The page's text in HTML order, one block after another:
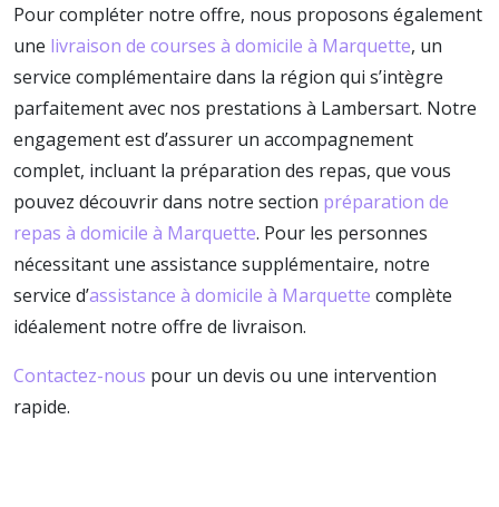
Pour compléter notre offre, nous proposons également
une livraison de courses à domicile à Marquette, un
service complémentaire dans la région qui s’intègre
parfaitement avec nos prestations à Lambersart. Notre
engagement est d’assurer un accompagnement
complet, incluant la préparation des repas, que vous
pouvez découvrir dans notre section préparation de
repas à domicile à Marquette. Pour les personnes
nécessitant une assistance supplémentaire, notre
service d’assistance à domicile à Marquette complète
idéalement notre offre de livraison.
Contactez-nous pour un devis ou une intervention
rapide.